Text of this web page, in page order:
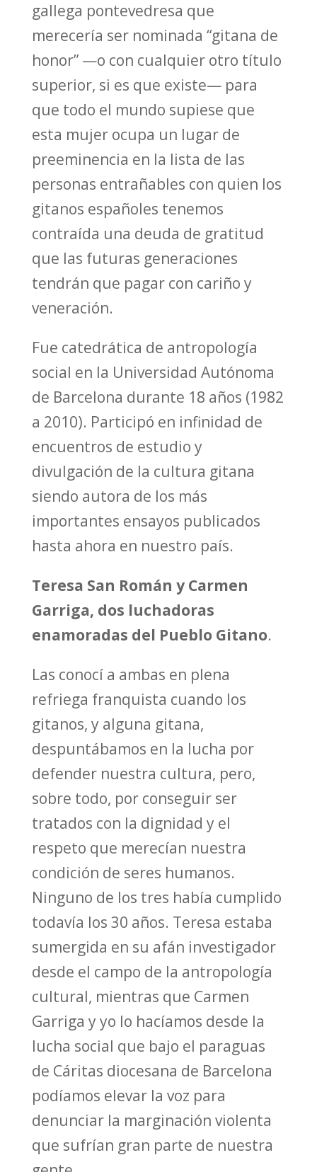
gallega pontevedresa que
merecería ser nominada “gitana de
honor” —o con cualquier otro título
superior, si es que existe— para
que todo el mundo supiese que
esta mujer ocupa un lugar de
preeminencia en la lista de las
personas entrañables con quien los
gitanos españoles tenemos
contraída una deuda de gratitud
que las futuras generaciones
tendrán que pagar con cariño y
veneración.
Fue catedrática de antropología
social en la Universidad Autónoma
de Barcelona durante 18 años (1982
a 2010). Participó en infinidad de
encuentros de estudio y
divulgación de la cultura gitana
siendo autora de los más
importantes ensayos publicados
hasta ahora en nuestro país.
Teresa San Román y Carmen
Garriga, dos luchadoras
enamoradas del Pueblo Gitano.
Las conocí a ambas en plena
refriega franquista cuando los
gitanos, y alguna gitana,
despuntábamos en la lucha por
defender nuestra cultura, pero,
sobre todo, por conseguir ser
tratados con la dignidad y el
respeto que merecían nuestra
condición de seres humanos.
Ninguno de los tres había cumplido
todavía los 30 años. Teresa estaba
sumergida en su afán investigador
desde el campo de la antropología
cultural, mientras que Carmen
Garriga y yo lo hacíamos desde la
lucha social que bajo el paraguas
de Cáritas diocesana de Barcelona
podíamos elevar la voz para
denunciar la marginación violenta
que sufrían gran parte de nuestra